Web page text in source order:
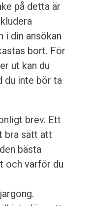
på detta är
i din ansökan
bort. För
ut kan du
du inte bör ta
brev. Ett
bra sätt att
bästa
och varför du